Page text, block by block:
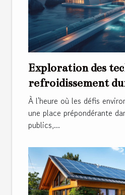
Exploration des
refroidissement
climatisation par
À l'heure où les défis
une place prépondérante
publics,...